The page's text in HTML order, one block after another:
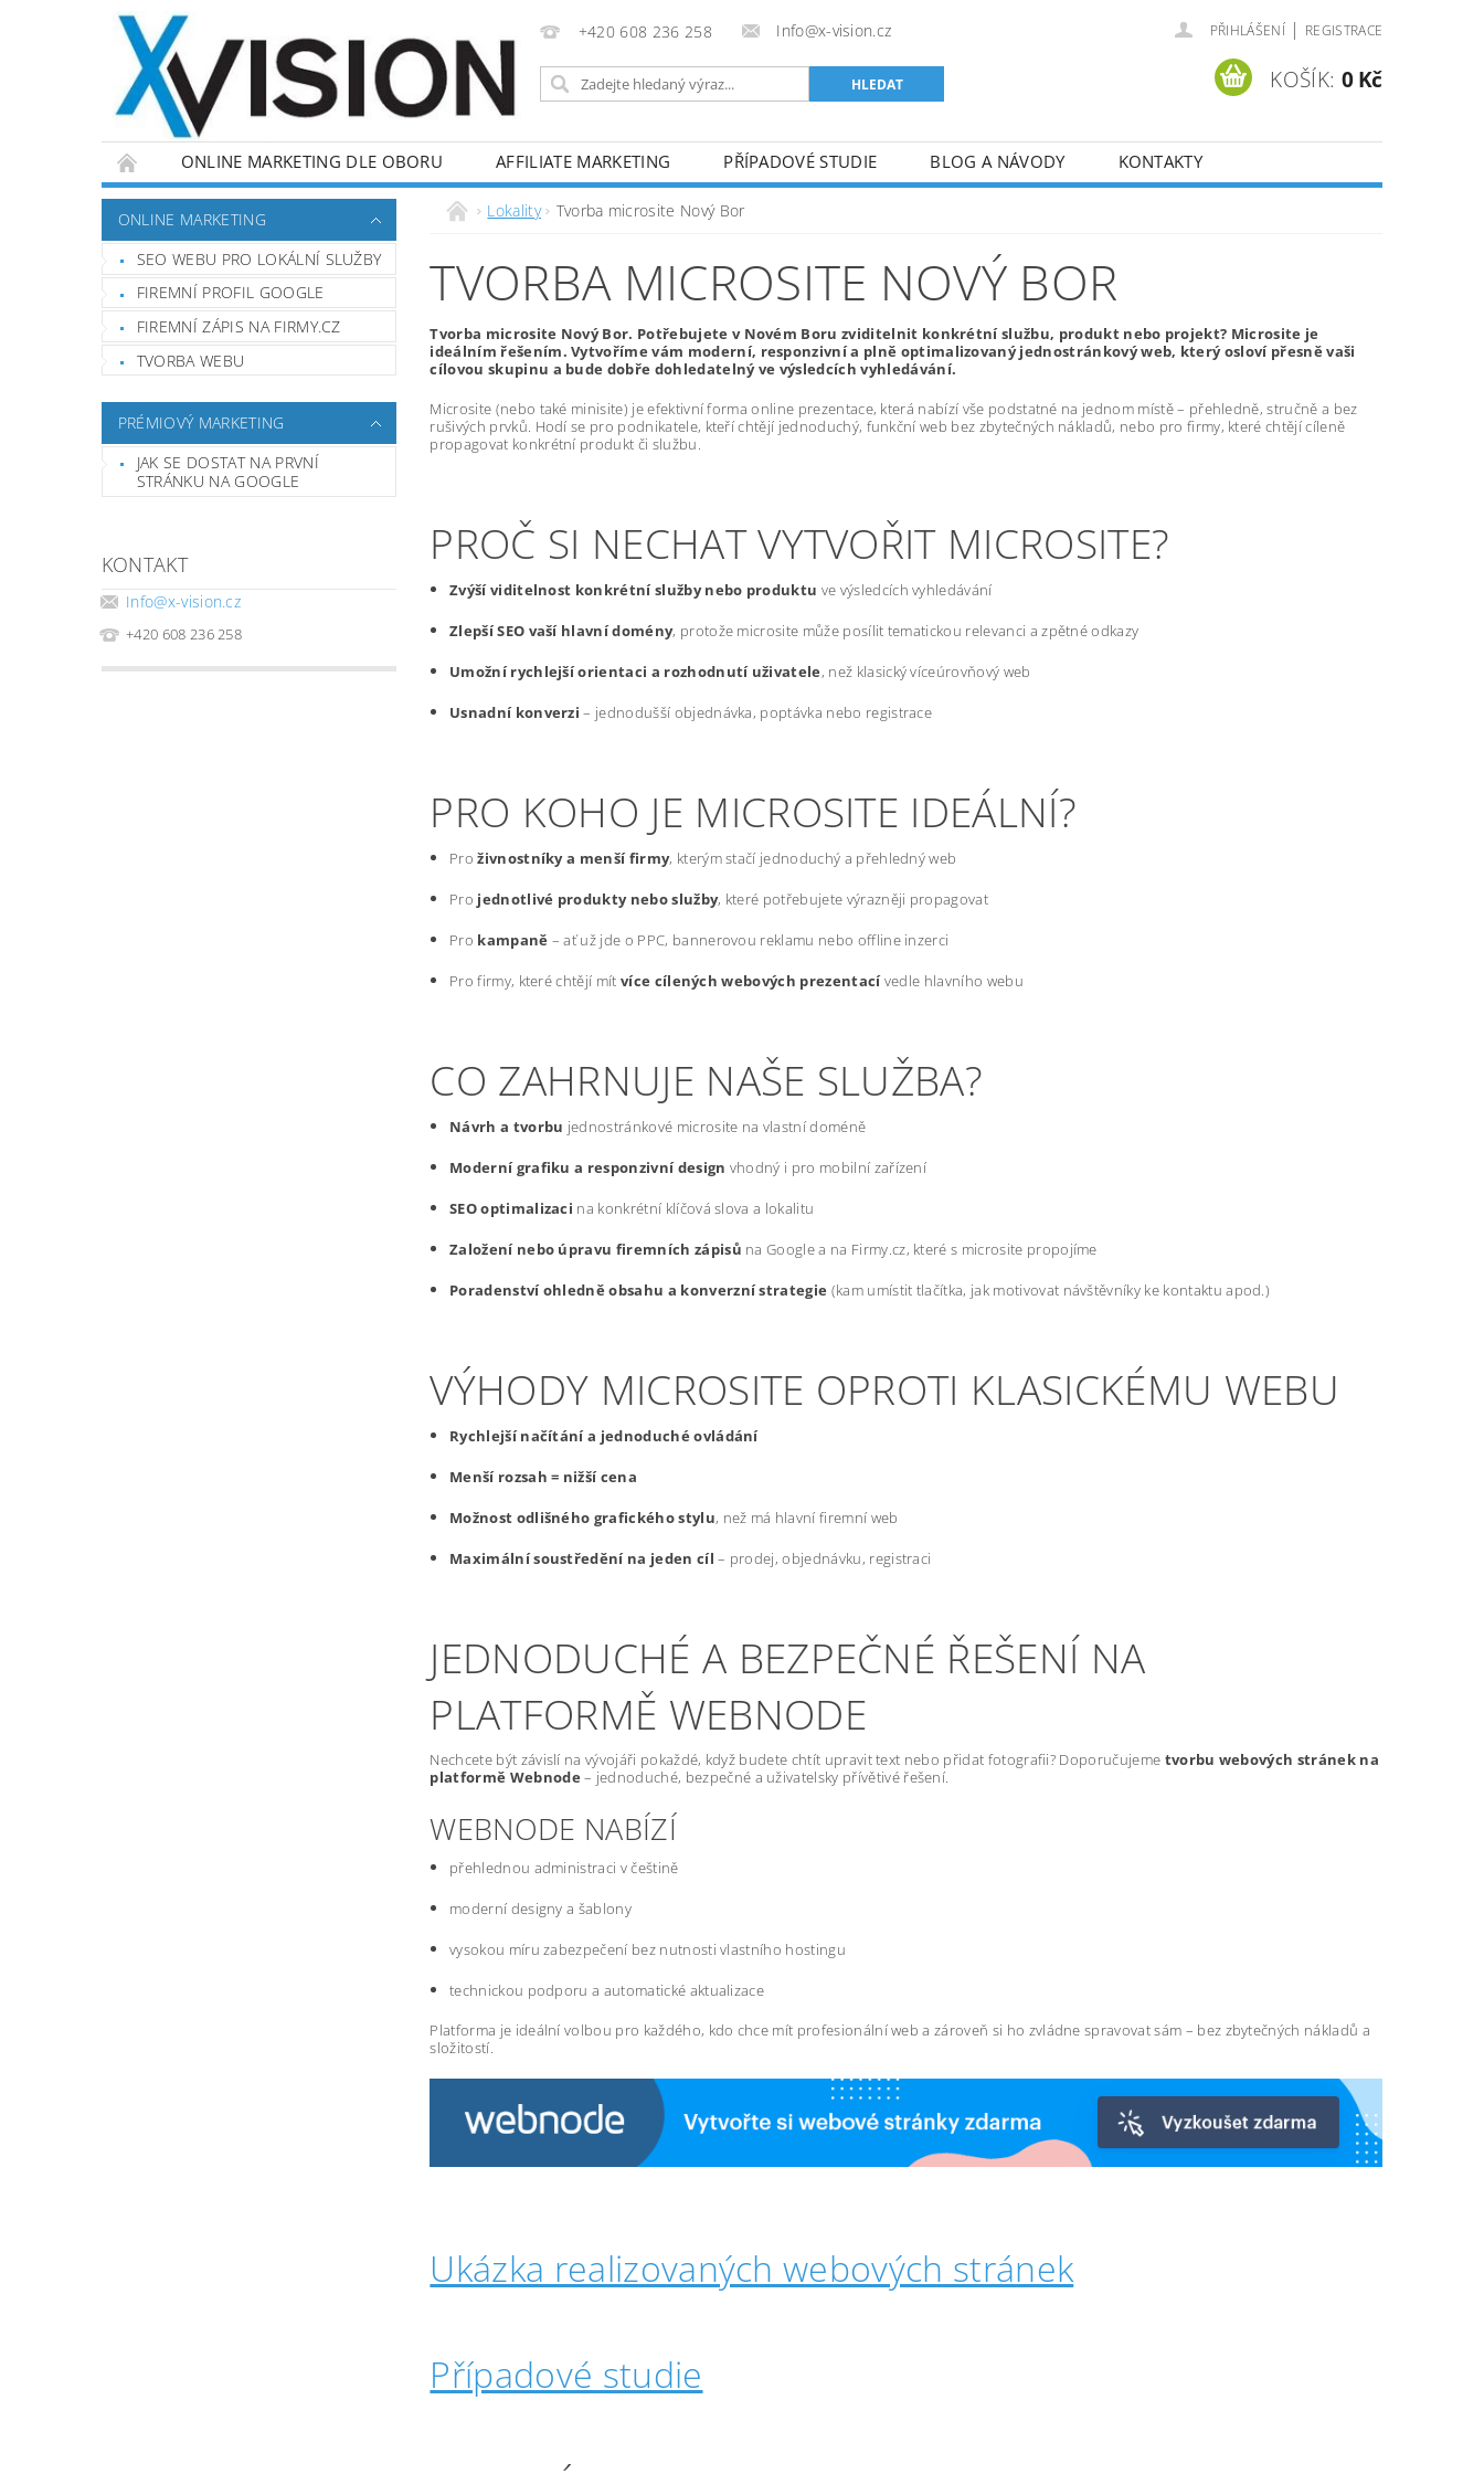
+420 608 236 258 Info@x-vision.cz PŘIHLÁŠENÍ | REGISTRACE
KOŠÍK: 0 Kč
ONLINE MARKETING DLE OBORU AFFILIATE MARKETING PŘÍPADOVÉ STUDIE BLOG A NÁVODY KONTAKTY
ONLINE MARKETING
SEO WEBU PRO LOKÁLNÍ SLUŽBY
FIREMNÍ PROFIL GOOGLE
FIREMNÍ ZÁPIS NA FIRMY.CZ
TVORBA WEBU
PRÉMIOVÝ MARKETING
JAK SE DOSTAT NA PRVNÍ
STRÁNKU NA GOOGLE
KONTAKT
Info@x-vision.cz
+420 608 236 258
Lokality Tvorba microsite Nový Bor
TVORBA MICROSITE NOVÝ BOR
Tvorba microsite Nový Bor. Potřebujete v Novém Boru zviditelnit konkrétní službu, produkt nebo projekt? Microsite je
ideálním řešením. Vytvoříme vám moderní, responzivní a plně optimalizovaný jednostránkový web, který osloví přesně vaši
cílovou skupinu a bude dobře dohledatelný ve výsledcích vyhledávání.
Microsite (nebo také minisite) je efektivní forma online prezentace, která nabízí vše podstatné na jednom místě – přehledně, stručně a bez
rušivých prvků. Hodí se pro podnikatele, kteří chtějí jednoduchý, funkční web bez zbytečných nákladů, nebo pro firmy, které chtějí cíleně
propagovat konkrétní produkt či službu.
PROČ SI NECHAT VYTVOŘIT MICROSITE?
Zvýší viditelnost konkrétní služby nebo produktu ve výsledcích vyhledávání
Zlepší SEO vaší hlavní domény, protože microsite může posílit tematickou relevanci a zpětné odkazy
Umožní rychlejší orientaci a rozhodnutí uživatele, než klasický víceúrovňový web
Usnadní konverzi – jednodušší objednávka, poptávka nebo registrace
PRO KOHO JE MICROSITE IDEÁLNÍ?
Proživnostníky a menší firmy, kterým stačí jednoduchý a přehledný web
Pro jednotlivé produkty nebo služby, které potřebujete výrazněji propagovat
Pro kampaně – ať už jde o PPC, bannerovou reklamu nebo offline inzerci
Pro firmy, které chtějí mít více cílených webových prezentacívedle hlavního webu
CO ZAHRNUJE NAŠE SLUŽBA?
Návrh a tvorbu jednostránkové microsite na vlastní doméně
Moderní grafiku a responzivní design vhodný i pro mobilní zařízení
SEO optimalizaci na konkrétní klíčová slova a lokalitu
Založení nebo úpravu firemních zápisů na Google a na Firmy.cz, které s microsite propojíme
Poradenství ohledně obsahu a konverzní strategie (kam umístit tlačítka, jak motivovat návštěvníky ke kontaktu apod.)
VÝHODY MICROSITE OPROTI KLASICKÉMU WEBU
Rychlejší načítání a jednoduché ovládání
Menší rozsah = nižší cena
Možnost odlišného grafického stylu, než má hlavní firemní web
Maximální soustředění na jeden cíl – prodej, objednávku, registraci
JEDNODUCHÉ A BEZPEČNÉ ŘEŠENÍ NA
PLATFORMĚ WEBNODE
Nechcete být závislí na vývojáři pokaždé, když budete chtít upravit text nebo přidat fotografii? Doporučujeme tvorbu webových stránek na
platformě Webnode – jednoduché, bezpečné a uživatelsky přívětivé řešení.
WEBNODE NABÍZÍ
přehlednou administraci v češtině
moderní designy a šablony
vysokou míru zabezpečení bez nutnosti vlastního hostingu
technickou podporu a automatické aktualizace
Platforma je ideální volbou pro každého, kdo chce mít profesionální web a zároveň si ho zvládne spravovat sám – bez zbytečných nákladů a
složitostí.
Ukázka realizovaných webových stránek
Případové studie